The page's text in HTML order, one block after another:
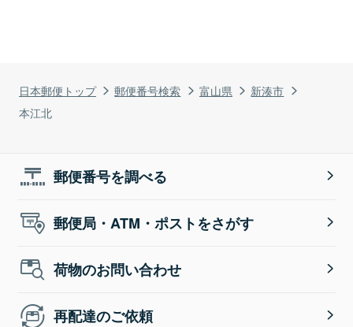
日本郵便トップ 郵便番号検索 富山県
新湊市
本江北
郵便番号を調べる
郵便局・ATM・ポストをさがす
荷物のお問い合わせ
再配達のご依頼